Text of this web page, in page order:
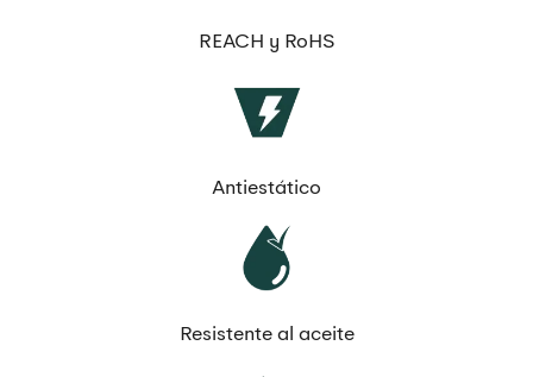
REACH y RoHS
Antiestático
Resistente al aceite